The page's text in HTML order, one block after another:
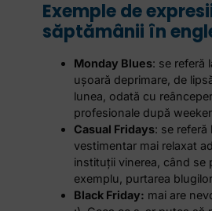
Exemple de
săptămânii în
Monday Blues: se referă
ușoară deprimare, de
lunea, odată cu
profesionale după
Casual Fridays: se referă
vestimentar mai relaxat
instituții vinerea, când se
exemplu, purtarea blugilor
Black Friday: mai are